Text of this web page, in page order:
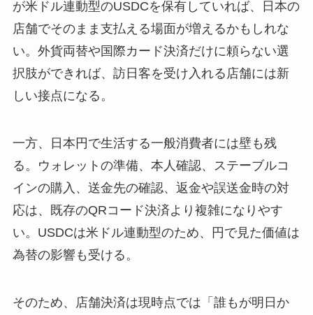
が米ドル連動型のUSDCを保有していれば、日本の
店舗でそのまま支払える場面が増えるかもしれな
い。外貨両替や国際カード決済だけに頼らない選
択肢ができれば、訪日客を受け入れる店舗には新
しい接点になる。
一方、日本円で生活する一般消費者には壁も残
る。ウォレットの準備、本人確認、ステーブルコ
インの購入、送金先の確認、返金や誤送金時の対
応は、既存のQRコード決済より複雑になりやす
い。USDCは米ドル連動型のため、円で見た価値は
為替の影響も受ける。
そのため、店舗決済は現時点では「誰もが明日か